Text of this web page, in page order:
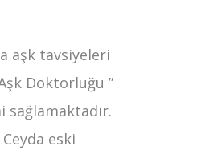
aşk tavsiyeleri
Doktorluğu ”
sağlamaktadır.
eski